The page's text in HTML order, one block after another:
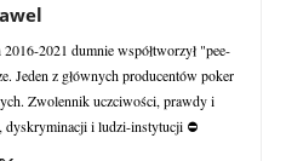
2021 dumnie współtworzył "pee-
Jeden z głównych producentów poker
Zwolennik uczciwości, prawdy i
dyskryminacji i ludzi-instytucji ⛔